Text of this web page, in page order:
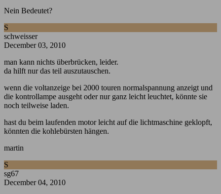
Nein Bedeutet?
S
schweisser
December 03, 2010
man kann nichts überbrücken, leider.
da hilft nur das teil auszutauschen.
wenn die voltanzeige bei 2000 touren normalspannung anzeigt und
die kontrollampe ausgeht oder nur ganz leicht leuchtet, könnte sie
noch teilweise laden.
hast du beim laufenden motor leicht auf die lichtmaschine geklopft,
könnten die kohlebürsten hängen.
martin
S
sg67
December 04, 2010